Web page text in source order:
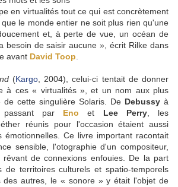
en virtualités tout ce qui est concrètement
le monde entier ne soit plus rien qu'une
et, à perte de vue, un océan de
besoin de saisir aucune », écrit Rilke dans
avant David Toop
(Kargo, 2004), celui-ci tentait de donner
à ces « virtualités », et un nom aux plus
cette singulière Solaris. De Debussy à
par Eno et Lee Perry, les
réunis pour l'occasion étaient aussi
émotionnelles. Ce livre important racontait
sensible, l'otographie d'un compositeur,
, rêvant de connexions enfouies. De la part
de territoires culturels et spatio-temporels
des autres, le « sonore » y était l'objet de